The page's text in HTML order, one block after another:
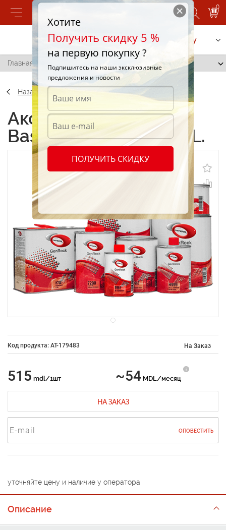
0
Позвонить Заказать услугу
Главная /
Назад
Аксессуары Краска
Basecoat Purple 747 1L.
Код продукта: AT-179483 На Заказ
515 mdl/1шт ~54 MDL/месяц
НА ЗАКАЗ
ОПОВЕСТИТЬ
уточняйте цену и наличие у оператора
Описание
Хотите
Получить скидку 5 %
на первую покупку ?
Подпишитесь на наши эксклюзивные
предложения и новости
ПОЛУЧИТЬ СКИДКУ